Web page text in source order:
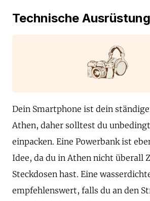
Technische Ausrüstung
Dein Smartphone ist dein
Athen, daher solltest du
einpacken. Eine Powerbank ist
Idee, da du in Athen nicht überall
Steckdosen hast. Eine
empfehlenswert, falls du an den